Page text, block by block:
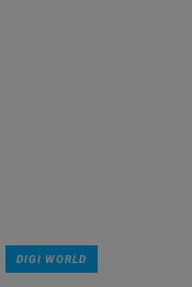
DIGI WORLD